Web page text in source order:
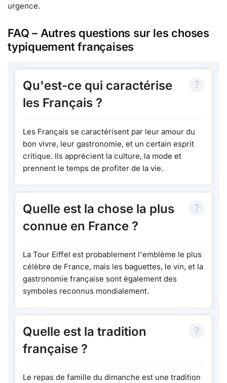
urgence.
FAQ – Autres questions sur les choses
typiquement françaises
Qu'est-ce qui caractérise
les Français ?
Les Français se caractérisent par leur amour du
bon vivre, leur gastronomie, et un certain esprit
critique. Ils apprécient la culture, la mode et
prennent le temps de profiter de la vie.
Quelle est la chose la plus
connue en France ?
La Tour Eiffel est probablement l'emblème le plus
célèbre de France, mais les baguettes, le vin, et la
gastronomie française sont également des
symboles reconnus mondialement.
Quelle est la tradition
française ?
Le repas de famille du dimanche est une tradition